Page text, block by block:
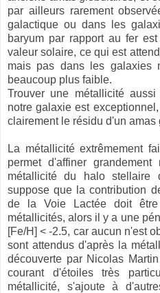
par ailleurs rarement
galactique ou dans les
baryum par rapport au fer
valeur solaire, ce qui est
mais pas dans les galaxies
beaucoup plus faible.
Trouver une métallicité
notre galaxie est
clairement le résidu d'un
La métallicité extrêmement
permet d'affiner
métallicité du halo
suppose que la contribution
de la Voie Lactée doit
métallicités, alors il y a une
[Fe/H] < -2.5, car aucun n'est
sont attendus d'après la
découverte par Nicolas
courant d'étoiles très
métallicité, s'ajoute à